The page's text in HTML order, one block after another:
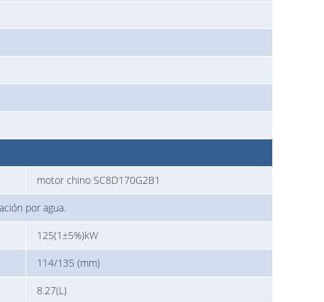
motor chino SC8D170G2B1
por agua.
125(1±5%)kW
114/135 (mm)
8.27(L)